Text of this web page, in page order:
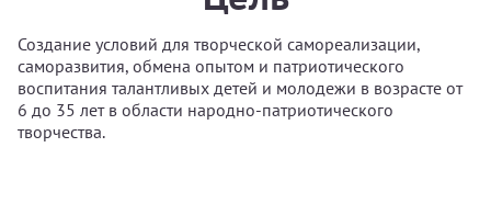
Создание условий для творческой самореализации,
саморазвития, обмена опытом и патриотического
воспитания талантливых детей и молодежи в возрасте от
6 до 35 лет в области народно-патриотического
творчества.